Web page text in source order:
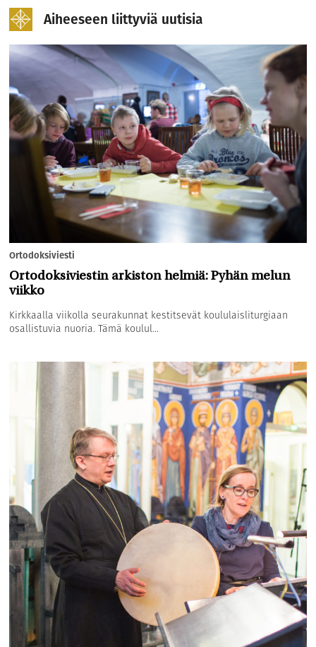
Aiheeseen liittyviä uutisia
Ortodoksiviesti
Ortodoksiviestin arkiston helmiä: Pyhän melun
viikko
Kirkkaalla viikolla seurakunnat kestitsevät koululaisliturgiaan
osallistuvia nuoria. Tämä koulul...